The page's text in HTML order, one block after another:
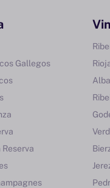
Gallegos
Reserva